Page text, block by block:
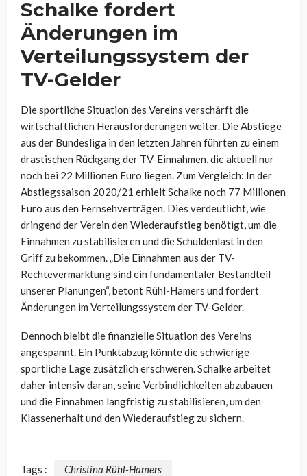
Schalke fordert
Änderungen im
Verteilungssystem der
TV-Gelder
Die sportliche Situation des Vereins verschärft die
wirtschaftlichen Herausforderungen weiter. Die Abstiege
aus der Bundesliga in den letzten Jahren führten zu einem
drastischen Rückgang der TV-Einnahmen, die aktuell nur
noch bei 22 Millionen Euro liegen. Zum Vergleich: In der
Abstiegssaison 2020/21 erhielt Schalke noch 77 Millionen
Euro aus den Fernsehverträgen. Dies verdeutlicht, wie
dringend der Verein den Wiederaufstieg benötigt, um die
Einnahmen zu stabilisieren und die Schuldenlast in den
Griff zu bekommen. „Die Einnahmen aus der TV-
Rechtevermarktung sind ein fundamentaler Bestandteil
unserer Planungen“, betont Rühl-Hamers und fordert
Änderungen im Verteilungssystem der TV-Gelder.
Dennoch bleibt die finanzielle Situation des Vereins
angespannt. Ein Punktabzug könnte die schwierige
sportliche Lage zusätzlich erschweren. Schalke arbeitet
daher intensiv daran, seine Verbindlichkeiten abzubauen
und die Einnahmen langfristig zu stabilisieren, um den
Klassenerhalt und den Wiederaufstieg zu sichern.
Tags : Christina Rühl-Hamers